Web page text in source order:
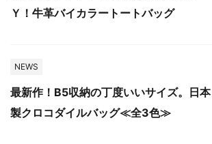
Ｙ！牛革バイカラートートバッグ
NEWS
最新作！B5収納の丁度いいサイズ。日本
製クロコダイルバッグ≪全3色≫